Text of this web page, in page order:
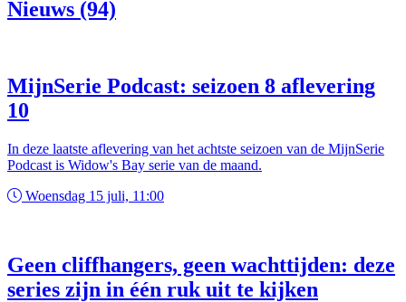
Nieuws (94)
MijnSerie Podcast: seizoen 8 aflevering
10
In deze laatste aflevering van het achtste seizoen van de MijnSerie
Podcast is Widow's Bay serie van de maand.
Woensdag 15 juli, 11:00
Geen cliffhangers, geen wachttijden: deze
series zijn in één ruk uit te kijken